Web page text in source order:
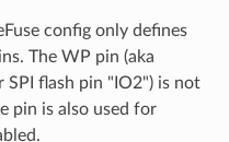
config only defines
The WP pin (aka
SPI flash pin "IO2") is not
pin is also used for